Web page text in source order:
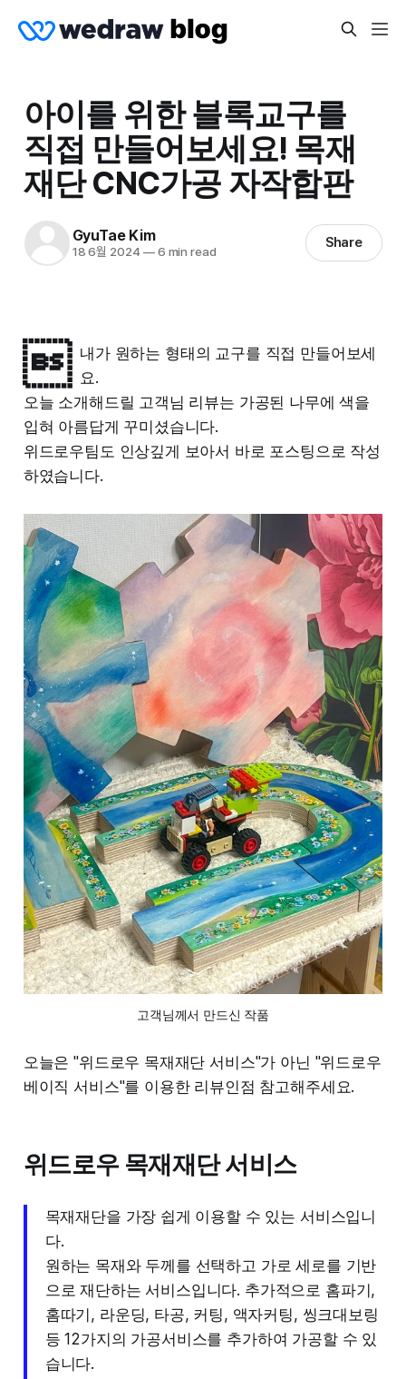
아이를 위한 블록교구를
직접 만들어보세요! 목재
재단 CNC가공 자작합판
GyuTae Kim
18 6월 2024 —6 min read
Share
 내가 원하는 형태의 교구를 직접 만들어보세
요.
오늘 소개해드릴 고객님 리뷰는 가공된 나무에 색을
입혀 아름답게 꾸미셨습니다.
위드로우팀도 인상깊게 보아서 바로 포스팅으로 작성
하였습니다.
고객님께서 만드신 작품
오늘은 "위드로우 목재재단 서비스"가 아닌 "위드로우
베이직 서비스"를 이용한 리뷰인점 참고해주세요.
위드로우 목재재단 서비스
목재재단을 가장 쉽게 이용할 수 있는 서비스입니
다.
원하는 목재와 두께를 선택하고 가로 세로를 기반
으로 재단하는 서비스입니다. 추가적으로 홈파기,
홈따기, 라운딩, 타공, 커팅, 액자커팅, 씽크대보링
등 12가지의 가공서비스를 추가하여 가공할 수 있
습니다.